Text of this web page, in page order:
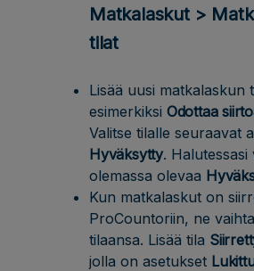
Matkalaskut >
tilat
Lisää uusi matkalaskun
esimerkiksi Odottaa
Valitse tilalle seuraavat
Hyväksytty.
olemassa olevaa
Kun matkalaskut on
ProCountoriin, ne
tilaansa. Lisää tila
jolla on asetukset